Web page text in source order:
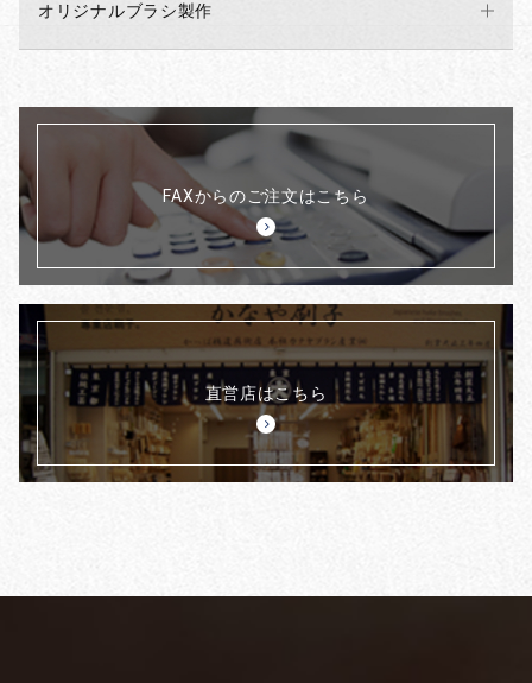
オリジナルブラシ製作
FAXからのご注文はこちら
直営店はこちら